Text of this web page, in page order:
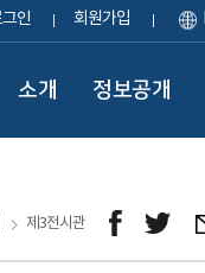
인 회원가입
소개 정보공개
제3전시관